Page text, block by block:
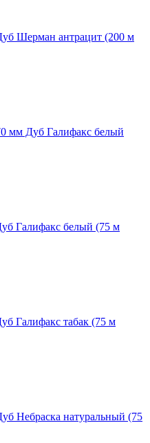
Шерман антрацит (200 м
мм Дуб Галифакс белый
Галифакс белый (75 м
Галифакс табак (75 м
Небраска натуральный (75